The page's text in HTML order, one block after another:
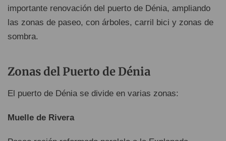
importante renovación del puerto de Dénia, ampliando
las zonas de paseo, con árboles, carril bici y zonas de
sombra.
Zonas del Puerto de Dénia
El puerto de Dénia se divide en varias zonas:
Muelle de Rivera